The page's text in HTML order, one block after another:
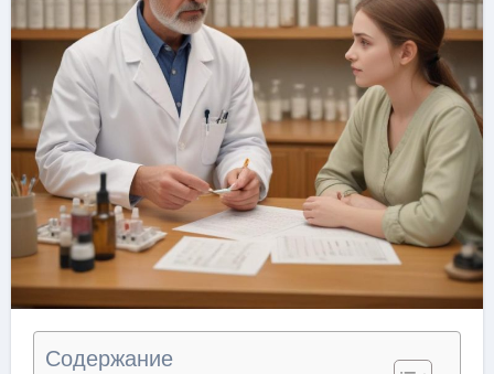
Содержание